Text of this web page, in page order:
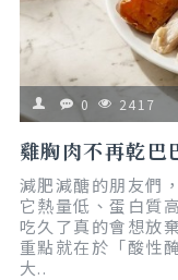
0 2417
減肥減醣的朋友們
它熱量低、蛋白質
吃久了真的會想放
重點就在於「酸性
大..